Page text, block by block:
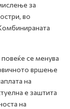
за
во
се менува
вршење
на
е заштита
на